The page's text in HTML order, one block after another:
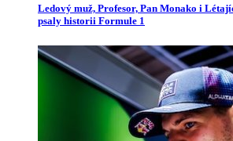
Ledový muž, Profesor, Pan Monako i
psaly historii Formule 1